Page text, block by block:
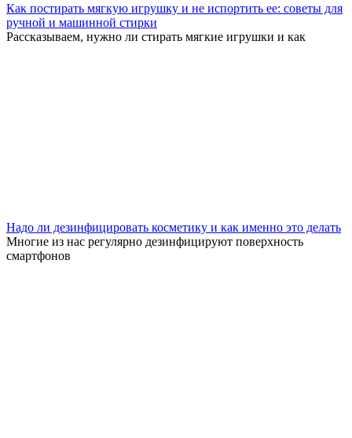
Как постирать мягкую игрушку и не испортить ее: советы для
ручной и машинной стирки
Рассказываем, нужно ли стирать мягкие игрушки и как
Надо ли дезинфицировать косметику и как именно это делать
Многие из нас регулярно дезинфицируют поверхность
смартфонов